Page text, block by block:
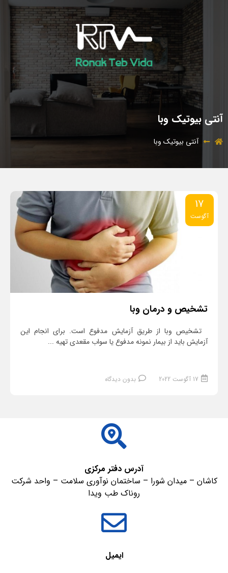
آنتی بیوتیک وبا
آنتی بیوتیک وبا
17
آگوست
تشخیص و درمان وبا
تشخیص وبا از طریق آزمایش مدفوع است. برای انجام این
آزمایش باید از بیمار نمونه مدفوع یا سواب مقعدی تهیه ...
17 آگوست 2022 بدون دیدگاه
آدرس دفتر مرکزی
کاشان – میدان شورا – ساختمان نوآوری سلامت – واحد شرکت
روناک طب ویدا
ایمیل